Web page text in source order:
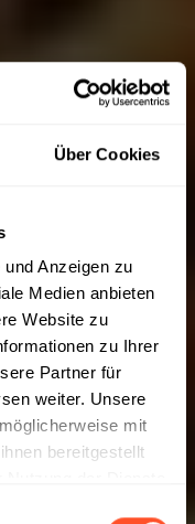
Über Cookies
Anzeigen zu
Medien anbieten
Website zu
zu Ihrer
Partner für
weiter. Unsere
mit
bereitgestellt